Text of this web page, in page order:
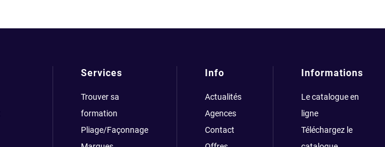
Services
Trouver sa
formation
Pliage/Façonnage
Info
Actualités
Agences
Contact
Informations
Le catalogue en
ligne
Téléchargez le